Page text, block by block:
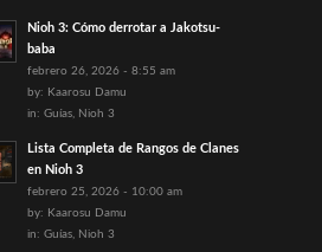
Nioh 3: Cómo derrotar a Jakotsu-
baba
febrero 26, 2026 - 8:55 am
by: Kaarosu Damu
in: Guías, Nioh 3
Lista Completa de Rangos de Clanes
en Nioh 3
febrero 25, 2026 - 10:00 am
by: Kaarosu Damu
in: Guías, Nioh 3